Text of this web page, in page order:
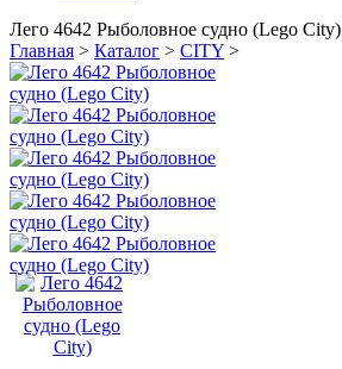
Лего 4642 Рыболовное судно (Lego City)
Главная > Каталог > CITY >